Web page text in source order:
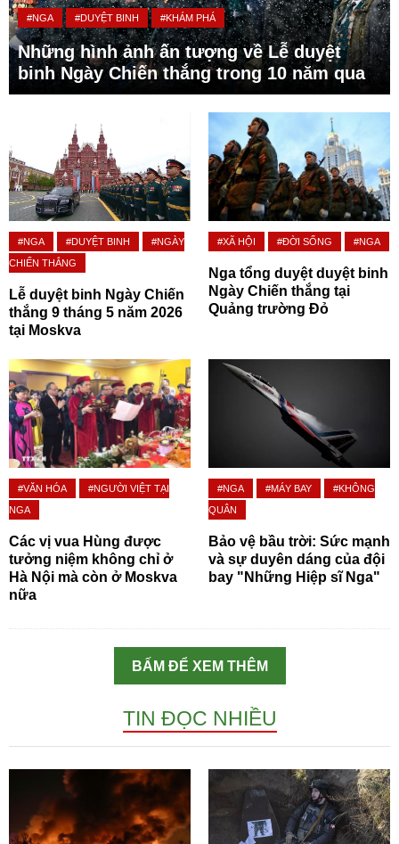
#NGA #DUYỆT BINH #KHÁM PHÁ
Những hình ảnh ấn tượng về Lễ duyệt
binh Ngày Chiến thắng trong 10 năm qua
#NGA #DUYỆT BINH
#NGÀY
CHIẾN THẮNG
Lễ duyệt binh Ngày Chiến
thắng 9 tháng 5 năm 2026
tại Moskva
#XÃ HỘI #ĐỜI SỐNG #NGA
Nga tổng duyệt duyệt binh
Ngày Chiến thắng tại
Quảng trường Đỏ
#VĂN HÓA
#NGƯỜI VIỆT TẠI
NGA
Các vị vua Hùng được
tưởng niệm không chỉ ở
Hà Nội mà còn ở Moskva
nữa
#NGA #MÁY BAY
#KHÔNG
QUÂN
Bảo vệ bầu trời: Sức mạnh
và sự duyên dáng của đội
bay "Những Hiệp sĩ Nga"
BẤM ĐỂ XEM THÊM
TIN ĐỌC NHIỀU